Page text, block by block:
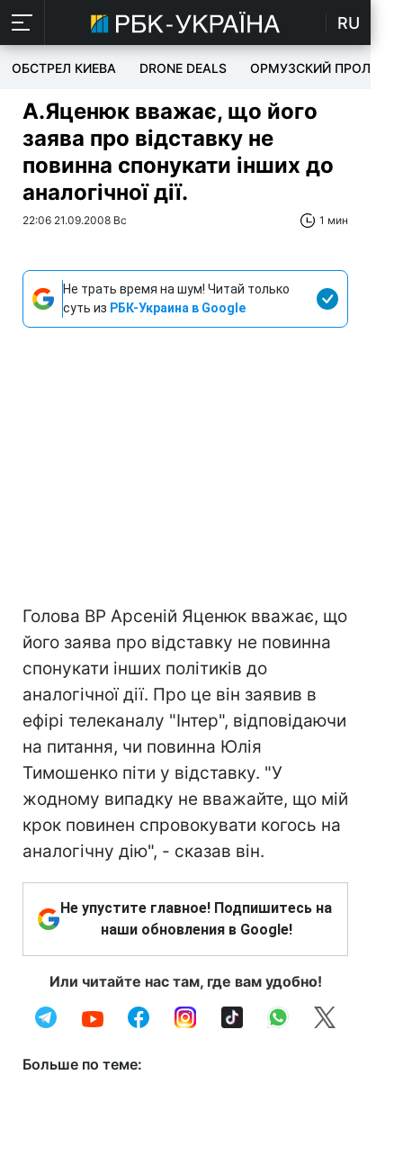
RU
ОБСТРЕЛ КИЕВА DRONE DEALS ОРМУЗСКИЙ ПРОЛИВ
А.Яценюк вважає, що його
заява про відставку не
повинна спонукати інших до
аналогічної дії.
22:06 21.09.2008 Вс 1 мин
Не трать время на шум! Читай только
суть из РБК-Украина в Google
Голова ВР Арсеній Яценюк вважає, що
його заява про відставку не повинна
спонукати інших політиків до
аналогічної дії. Про це він заявив в
ефірі телеканалу "Інтер", відповідаючи
на питання, чи повинна Юлія
Тимошенко піти у відставку. "У
жодному випадку не вважайте, що мій
крок повинен спровокувати когось на
аналогічну дію", - сказав він.
Не упустите главное! Подпишитесь на
наши обновления в Google!
Или читайте нас там, где вам удобно!
Больше по теме: